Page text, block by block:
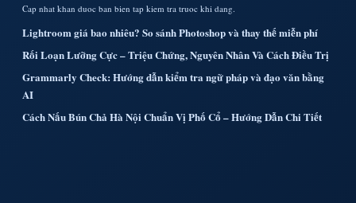
Cap nhat khan duoc ban bien tap kiem tra truoc khi dang.
Lightroom giá bao nhiêu? So sánh Photoshop và thay thế miễn phí
Rối Loạn Lưỡng Cực – Triệu Chứng, Nguyên Nhân Và Cách Điều Trị
Grammarly Check: Hướng dẫn kiểm tra ngữ pháp và đạo văn bằng
AI
Cách Nấu Bún Chả Hà Nội Chuẩn Vị Phố Cổ – Hướng Dẫn Chi Tiết